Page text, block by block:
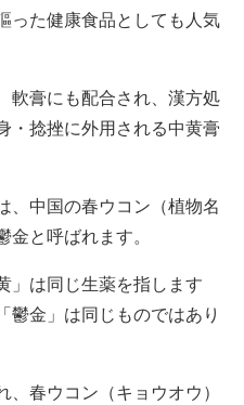
った健康食品としても人気
軟膏にも配合され、漢方処
・捻挫に外用される中黄膏
、中国の春ウコン（植物名
金と呼ばれます。
」は同じ生薬を指します
鬱金」は同じものではあり
、春ウコン（キョウオウ）